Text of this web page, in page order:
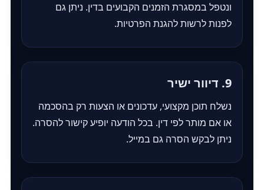
ונטפל במסגרת הזמנים הקבועים בדין. ניתן גם
לפנות לרשות להגנת הפרטיות.
9. דיוור ישיר
נשלח תוכן מקצועי, עדכונים או הצעות רק בהסכמה
או אם מותר לפי דין. בכל הודעה יופיע קישור להסרה.
ניתן לבקש הסרה גם במייל.